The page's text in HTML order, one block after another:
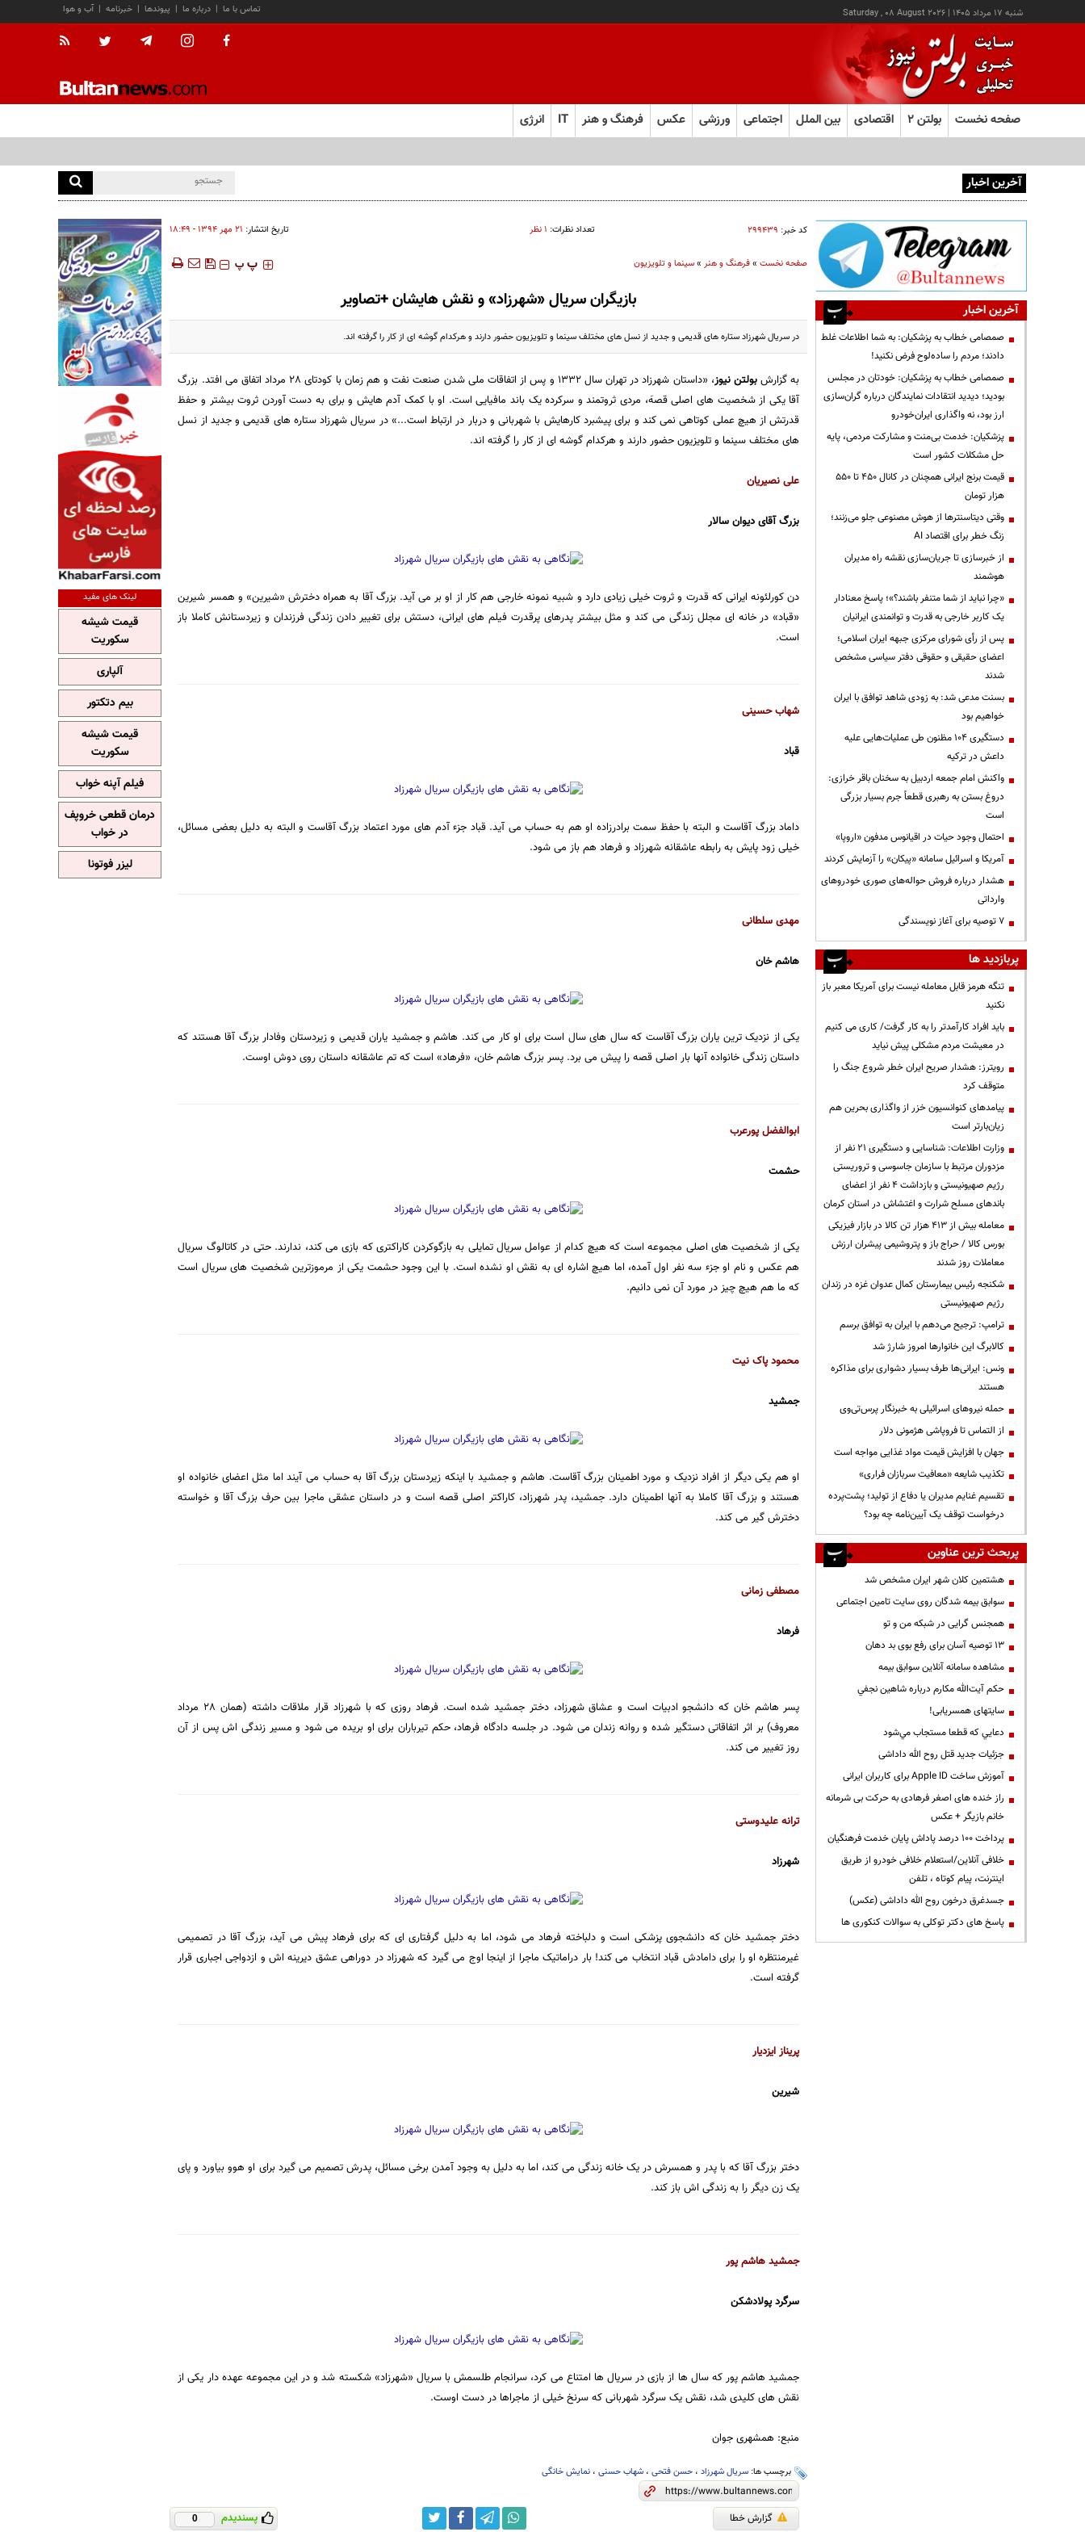
شنبه ۱۷ مرداد ۱۴۰۵ |
Saturday , 08 August 2026 آب و هوا | خبرنامه | پیوندها | درباره ما | تماس با ما
صفحه نخست بولتن ۲ اقتصادی بین الملل اجتماعی ورزشی عکس فرهنگ و هنر IT انرژی
آخرین اخبار
کد خبر: ۲۹۹۴۳۹ تعداد نظرات: ۱ نظر تاریخ انتشار: ۲۱ مهر ۱۳۹۴ - ۱۸:۴۹
صفحه نخست»فرهنگ و هنر»سینما و تلویزیون ‍‍‍ پ پ
بازیگران سریال «شهرزاد» و نقش هایشان +تصاویر
در سریال شهرزاد ستاره های قدیمی و جدید از نسل های مختلف سینما و تلویزیون حضور دارند و هرکدام گوشه ای از کار را گرفته اند.
به گزارشبولتن نیوز
، «داستان شهرزاد در تهران سال 1332 و پس از اتفاقات ملی شدن صنعت نفت و هم زمان با کودتای 28 مرداد اتفاق می افتد. بزرگ
آقا یکی از شخصیت های اصلی قصهَ، مردی ثروتمند و سرکرده یک باند مافیایی است. او با کمک آدم هایش و برای به دست آوردن ثروت بیشتر و حفظ
قدرتش از هیچ عملی کوتاهی نمی کند و برای پیشبرد کارهایش با شهربانی و دربار در ارتباط است...» در سریال شهرزاد ستاره های قدیمی و جدید از نسل
های مختلف سینما و تلویزیون حضور دارند و هرکدام گوشه ای از کار را گرفته اند.
علی نصیریان
بزرگ آقای دیوان سالار
دن کورلئونه ایرانی که قدرت و ثروت خیلی زیادی دارد و شبیه نمونه خارجی هم کار از او بر می آید. بزرگ آقا به همراه دخترش «شیرین» و همسر شیرین
«قباد» در خانه ای مجلل زندگی می کند و مثل بیشتر پدرهای پرقدرت فیلم های ایرانی، دستش برای تغییر دادن زندگی فرزندان و زیردستانش کاملا باز
است.
شهاب حسینی
قباد
داماد بزرگ آقاست و البته با حفظ سمت برادرزاده او هم به حساب می آید. قباد جزء آدم های مورد اعتماد بزرگ آقاست و البته به دلیل بعضی مسائل،
خیلی زود پایش به رابطه عاشقانه شهرزاد و فرهاد هم باز می شود.
مهدی سلطانی
هاشم خان
یکی از نزدیک ترین یاران بزرگ آقاست که سال های سال است برای او کار می کند. هاشم و جمشید یاران قدیمی و زیردستان وفادار بزرگ آقا هستند که
داستان زندگی خانواده آنها بار اصلی قصه را پیش می برد. پسر بزرگ هاشم خان، «فرهاد» است که تم عاشقانه داستان روی دوش اوست.
ابوالفضل پورعرب
حشمت
یکی از شخصیت های اصلی مجموعه است که هیچ کدام از عوامل سریال تمایلی به بازگوکردن کاراکتری که بازی می کند، ندارند. حتی در کاتالوگ سریال
هم عکس و نام او جزء سه نفر اول آمده، اما هیچ اشاره ای به نقش او نشده است. با این وجود حشمت یکی از مرموزترین شخصیت های سریال است
که ما هم هیچ چیز در مورد آن نمی دانیم.
محمود پاک نیت
جمشید
او هم یکی دیگر از افراد نزدیک و مورد اطمینان بزرگ آقاست. هاشم و جمشید با اینکه زیردستان بزرگ آقا به حساب می آیند اما مثل اعضای خانواده او
هستند و بزرگ آقا کاملا به آنها اطمینان دارد. جمشید، پدر شهرزاد، کاراکتر اصلی قصه است و در داستان عشقی ماجرا بین حرف بزرگ آقا و خواسته
دخترش گیر می کند.
مصطفی زمانی
فرهاد
پسر هاشم خان که دانشجو ادبیات است و عشاق شهرزاد، دختر جمشید شده است. فرهاد روزی که با شهرزاد قرار ملاقات داشته (همان 28 مرداد
معروف) بر اثر اتفاقاتی دستگیر شده و روانه زندان می شود. در جلسه دادگاه فرهاد، حکم تیرباران برای او بریده می شود و مسیر زندگی اش پس از آن
روز تغییر می کند.
ترانه علیدوستی
شهرزاد
دختر جمشید خان که دانشجوی پزشکی است و دلباخته فرهاد می شود، اما به دلیل گرفتاری ای که برای فرهاد پیش می آید، بزرگ آقا در تصمیمی
غیرمنتظره او را برای دامادش قباد انتخاب می کند! بار دراماتیک ماجرا از اینجا اوج می گیرد که شهرزاد در دوراهی عشق دیرینه اش و ازدواجی اجباری قرار
گرفته است.
پریناز ایزدیار
شیرین
دختر بزرگ آقا که با پدر و همسرش در یک خانه زندگی می کند، اما به دلیل به وجود آمدن برخی مسائل، پدرش تصمیم می گیرد برای او هوو بیاورد و پای
یک زن دیگر را به زندگی اش باز کند.
جمشید هاشم پور
سرگرد پولادشکن
جمشید هاشم پور که سال ها از بازی در سریال ها امتناع می کرد، سرانجام طلسمش با سریال «شهرزاد» شکسته شد و در این مجموعه عهده دار یکی از
نقش های کلیدی شد، نقش یک سرگرد شهربانی که سرنخ خیلی از ماجراها در دست اوست.
منبع: همشهری جوان
برچسب ها: سریال شهرزاد، حسن فتحی، شهاب حسنی، نمایش خانگی
گزارش خطا پسندیدم 0
آخرین اخبار
صمصامی خطاب به پزشکیان: به شما اطلاعات غلط
دادند؛ مردم را ساده‌لوح فرض نکنید!
صمصامی خطاب به پزشکیان: خودتان در مجلس
بودید؛ دیدید انتقادات نمایندگان درباره گران‌سازی
ارز بود، نه واگذاری ایران‌خودرو
پزشکیان: خدمت بی‌منت و مشارکت مردمی، پایه
حل مشکلات کشور است
قیمت‌ برنج ایرانی همچنان در کانال ۴۵۰ تا ۵۵۰
هزار تومان
وقتی دیتاسنترها از هوش مصنوعی جلو می‌زنند؛
زنگ خطر برای اقتصاد AI
از خبرسازی تا جریان‌سازی نقشه راه مدیران
هوشمند
«چرا نباید از شما متنفر باشند؟»؛ پاسخ معنادار
یک کاربر خارجی به قدرت و توانمندی ایرانیان
پس از رأی شورای مرکزی جبهه ایران اسلامی؛
اعضای حقیقی و حقوقی دفتر سیاسی مشخص
شدند
بسنت مدعی شد: به زودی شاهد توافق با ایران
خواهیم بود
دستگیری ۱۰۴ مظنون طی عملیات‌هایی علیه
داعش در ترکیه
واکنش امام جمعه اردبیل به سخنان باقر خرازی:
دروغ بستن به رهبری قطعاً جرم بسیار بزرگی
است
احتمال وجود حیات در اقیانوس مدفون «اروپا»
آمریکا و اسرائیل سامانه «پیکان» را آزمایش کردند
هشدار درباره فروش حواله‌های صوری خودروهای
وارداتی
۷ توصیه برای آغاز نویسندگی
پربازدید ها
تنگه هرمز قابل معامله نیست برای آمریکا معبر باز
نکنید
باید افراد کارآمدتر را به کار گرفت/ کاری می کنیم
در معیشت مردم مشکلی پیش نیاید
رویترز: هشدار صریح ایران خطر شروع جنگ را
متوقف کرد
پیامدهای کنوانسیون خزر از واگذاری بحرین هم
زیان‌بارتر است
وزارت اطلاعات: شناسایی و دستگیری ۲۱ نفر از
مزدوران مرتبط با سازمان جاسوسی و تروریستی
رژیم صهیونیستی و بازداشت ۴ نفر از اعضای
باندهای مسلح شرارت و اغتشاش در استان کرمان
معامله بیش از ۴۱۳ هزار تن کالا در بازار فیزیکی
بورس کالا / حراج باز و پتروشیمی پیشران ارزش
معاملات روز شدند
شکنجه رئیس بیمارستان کمال عدوان غزه در زندان
رژیم صهیونیستی
ترامپ: ترجیح می‌دهم با ایران به توافق برسم
کالابرگ این خانوارها امروز شارژ شد
ونس: ایرانی‌ها طرف بسیار دشواری برای مذاکره
هستند
حمله نیروهای اسرائیلی به خبرنگار پرس‌تی‌وی
از التماس تا فروپاشی هژمونی دلار
جهان با افزایش قیمت مواد غذایی مواجه است
تکذیب شایعه «معافیت سربازان فراری»
تقسیم غنایم مدیران یا دفاع از تولید؛ پشت‌پرده
درخواست توقف یک آیین‌نامه چه بود؟
پربحث ترین عناوین
هشتمین کلان شهر ایران مشخص شد
سوابق بیمه شدگان روی سایت تامین اجتماعی
همجنس گرایی در شبکه من و تو
13 توصیه آسان برای رفع بوی بد دهان
مشاهده سامانه آنلاين سوابق بیمه
حكم آيت‌الله مكارم درباره شاهين نجفي
سایتهای همسریابی!
دعايي كه قطعا مستجاب مي‌شود
جزئیات جدید قتل روح الله داداشی
آموزش ساخت Apple ID برای کاربران ایرانی
راز خنده های اصغر فرهادی به حرکت بی شرمانه
خانم بازیگر + عکس
پرداخت ۱۰۰ درصد پاداش پایان خدمت فرهنگیان
خلافی آنلاین/استعلام خلافی خودرو از طریق
اینترنت، پیام کوتاه ، تلفن
جسدغرق درخون روح الله داداشی (عکس)
پاسخ های دکتر توکلی به سوالات کنکوری ها
لینک های مفید
قیمت شیشه
سکوریت
آلپاری
بیم دتکتور
قیمت شیشه
سکوریت
فیلم آپنه خواب
درمان قطعی خروپف
در خواب
لیزر فوتونا